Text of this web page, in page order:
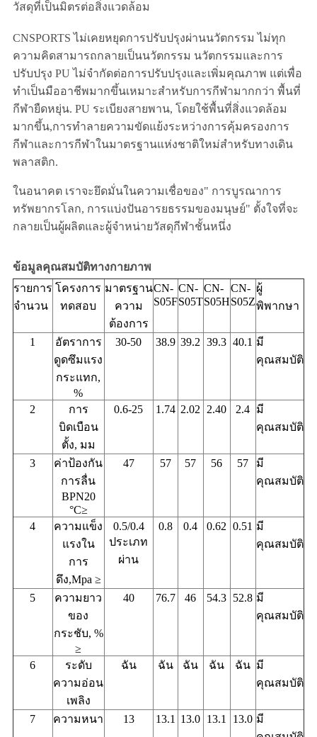
วัสดุที่เป็นมิตรต่อสิ่งแวดล้อม
CNSPORTS ไม่เคยหยุดการปรับปรุงผ่านนวัตกรรม ไม่ทุก
ความคิดสามารถกลายเป็นนวัตกรรม นวัตกรรมและการ
ปรับปรุง PU ไม่จํากัดต่อการปรับปรุงและเพิ่มคุณภาพ แต่เพื่อ
ทําเป็นมืออาชีพมากขึ้นเหมาะสําหรับการกีฬามากกว่า พื้นที่
กีฬายืดหยุ่น. PU ระเบียงสายพาน, โดยใช้พื้นที่สิ่งแวดล้อม
มากขึ้น,การทําลายความขัดแย้งระหว่างการคุ้มครองการ
กีฬาและการกีฬาในมาตรฐานแห่งชาติใหม่สําหรับทางเดิน
พลาสติก.
ในอนาคต เราจะยึดมั่นในความเชื่อของ" การบูรณาการ
ทรัพยากรโลก, การแบ่งปันอารยธรรมของมนุษย์" ตั้งใจที่จะ
กลายเป็นผู้ผลิตและผู้จําหน่ายวัสดุกีฬาชั้นหนึ่ง
ข้อมูลคุณสมบัติทางกายภาพ
รายการ
จํานวน
โครงการ
ทดสอบ
มาตรฐาน
ความ
ต้องการ
CN-
S05F
CN-
S05T
CN-
S05H
CN-
S05Z
ผู้
พิพากษา
1
อัตราการ
ดูดซึมแรง
กระแทก,
%
30-50 38.9 39.2 39.3 40.1 มี
คุณสมบัติ
2
การ
บิดเบือน
ตั้ง, มม
0.6-25 1.74 2.02 2.40 2.4 มี
คุณสมบัติ
3
ค่าป้องกัน
การลื่น
BPN20
°C≥
47 57 57 56 57
มี
คุณสมบัติ
4
ความแข็ง
แรงใน
การ
ดึง,Mpa ≥
0.5/0.4
ประเภท
ผ่าน
0.8 0.4 0.62 0.51 มี
คุณสมบัติ
5
ความยาว
ของ
กระชับ, %
≥
40 76.7 46 54.3 52.8 มี
คุณสมบัติ
6
ระดับ
ความอ่อน
เพลิง
ฉัน ฉัน ฉัน ฉัน ฉัน มี
คุณสมบัติ
7 ความหนา 13 13.1 13.0 13.1 13.0 มี